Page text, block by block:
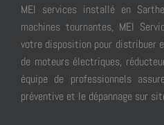
MEI services installé en
machines tournantes, MEI
votre disposition pour distribuer
de moteurs électriques,
équipe de professionnels
préventive et le dépannage sur